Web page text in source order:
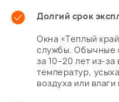
Долгий срок
Окна «Теплый
службы. Обычные
за 10–20 лет из-
температур,
воздуха или